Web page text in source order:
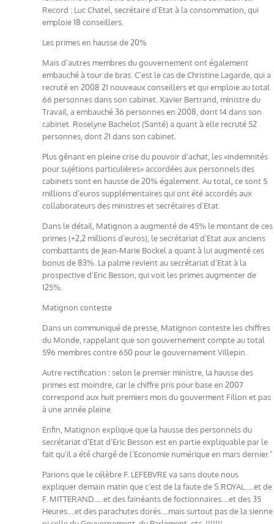
Record : Luc Chatel, secrétaire d’Etat à la consommation, qui
emploie 18 conseillers.
Les primes en hausse de 20%
Mais d’autres membres du gouvernement ont également
embauché à tour de bras. C’est le cas de Christine Lagarde, qui a
recruté en 2008 21 nouveaux conseillers et qui emploie au total
66 personnes dans son cabinet. Xavier Bertrand, ministre du
Travail, a embauché 36 personnes en 2008, dont 14 dans son
cabinet. Roselyne Bachelot (Santé) a quant à elle recruté 52
personnes, dont 21 dans son cabinet.
Plus gênant en pleine crise du pouvoir d’achat, les «indemnités
pour sujétions particulières» accordées aux personnels des
cabinets sont en hausse de 20% également. Au total, ce sont 5
millions d’euros supplémentaires qui ont été accordés aux
collaborateurs des ministres et secrétaires d’Etat.
Dans le détail, Matignon a augmenté de 45% le montant de ces
primes (+2,2 millions d’euros), le secrétariat d’Etat aux anciens
combattants de Jean-Marie Bockel a quant à lui augmenté ces
bonus de 83%. La palme revient au secrétariat d’Etat à la
prospective d’Eric Besson, qui voit les primes augmenter de
125%.
Matignon conteste
Dans un communiqué de presse, Matignon conteste les chiffres
du Monde, rappelant que son gouvernement compte au total
596 membres contre 650 pour le gouvernement Villepin.
Autre rectification : selon le premier ministre, la hausse des
primes est moindre, car le chiffre pris pour base en 2007
correspond aux huit premiers mois du gouverment Fillon et pas
à une année pleine.
Enfin, Matignon explique que la hausse des personnels du
secrétariat d’Etat d’Eric Besson est en partie expliquable par le
fait qu’il a été chargé de l’Economie numérique en mars dernier."
Parions que le célèbre F. LEFEBVRE va sans doute nous
expliquer demain matin que c’est de la faute de S.ROYAL…..et de
F. MITTERAND…..et des fainéants de foctionnaires….et des 35
Heures….et des parachutes dorés….mais surtout pas de la sienne